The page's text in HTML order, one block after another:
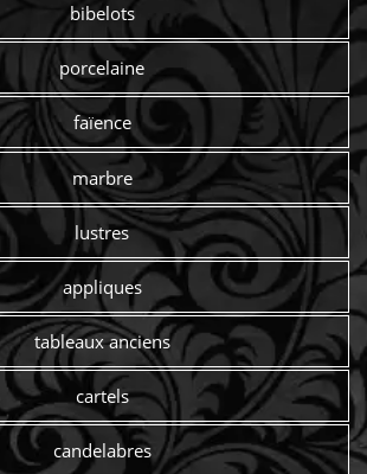
bibelots
porcelaine
faïence
marbre
lustres
appliques
tableaux anciens
cartels
candelabres